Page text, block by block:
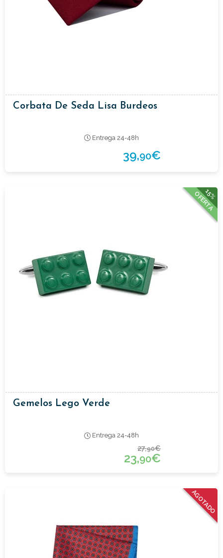
Corbata De Seda Lisa Burdeos
Entrega 24-48h
39,90€
15%
OFERTA
Gemelos Lego Verde
Entrega 24-48h
27,90€
23,90€
AGOTADO